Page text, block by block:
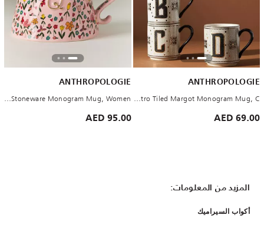
ANTHROPOLOGIE
Bistro Tiled Margot Monogram Mug, C
69.00 AED
ANTHROPOLOGIE
The Mud Fairy Stoneware Monogram Mug, Women
95.00 AED
المزيد من المعلومات:
أكواب السيراميك